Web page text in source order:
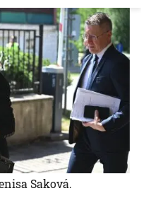
Saková.